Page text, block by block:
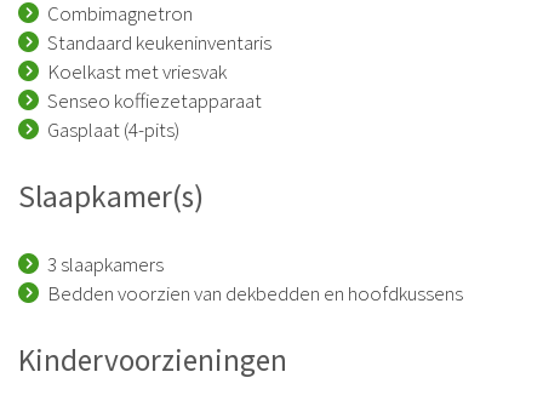
Combimagnetron
Standaard keukeninventaris
Koelkast met vriesvak
Senseo koffiezetapparaat
Gasplaat (4-pits)
Slaapkamer(s)
3 slaapkamers
Bedden voorzien van dekbedden en hoofdkussens
Kindervoorzieningen